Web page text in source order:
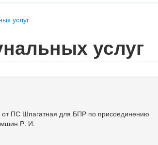
услуг
услуг
ПС Шпагатная для БПР по присоединению
Р. И.